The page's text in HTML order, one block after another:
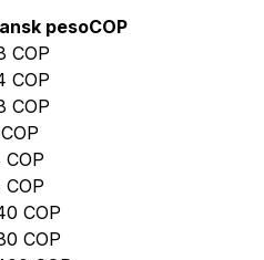
pesoCOP
COP
COP
COP
COP
COP
COP
COP
COP